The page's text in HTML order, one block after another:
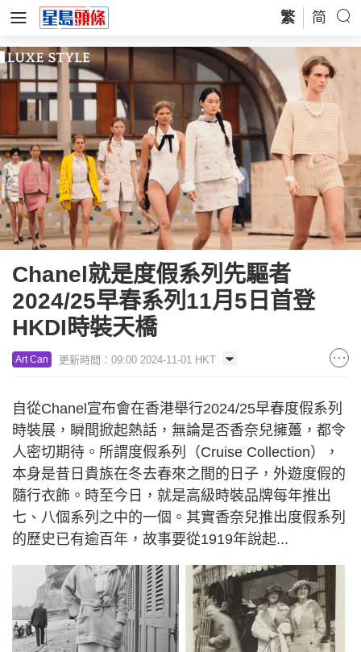
繁 简
Chanel就是度假系列先驅者
2024/25早春系列11月5日首登
HKDI時裝天橋
Art Can 更新時間：09:00 2024-11-01 HKT
自從Chanel宣布會在香港舉行2024/25早春度假系列
時裝展，瞬間掀起熱話，無論是否香奈兒擁躉，都令
人密切期待。所謂度假系列（Cruise Collection），
本身是昔日貴族在冬去春來之間的日子，外遊度假的
隨行衣飾。時至今日，就是高級時裝品牌每年推出
七、八個系列之中的一個。其實香奈兒推出度假系列
的歷史已有逾百年，故事要從1919年說起...